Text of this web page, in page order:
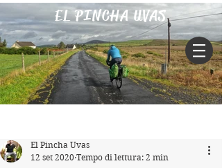
EL PINCHA UVAS
El Pincha Uvas
12 set 2020 Tempo di lettura: 2 min